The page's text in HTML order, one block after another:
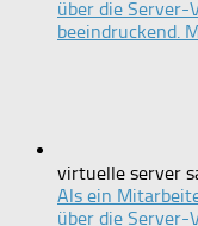
über die
beeindruckend.
virtuelle server
Als ein
über die Server-